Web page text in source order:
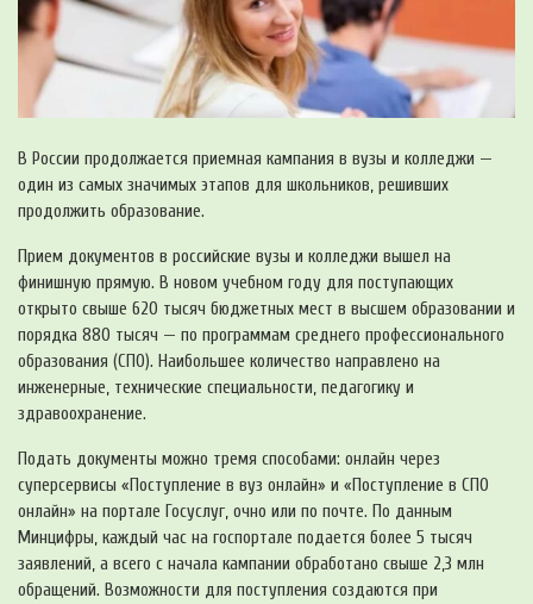
В России продолжается приемная кампания в вузы и колледжи —
один из самых значимых этапов для школьников, решивших
продолжить образование.
Прием документов в российские вузы и колледжи вышел на
финишную прямую. В новом учебном году для поступающих
открыто свыше 620 тысяч бюджетных мест в высшем образовании и
порядка 880 тысяч — по программам среднего профессионального
образования (СПО). Наибольшее количество направлено на
инженерные, технические специальности, педагогику и
здравоохранение.
Подать документы можно тремя способами: онлайн через
суперсервисы «Поступление в вуз онлайн» и «Поступление в СПО
онлайн» на портале Госуслуг, очно или по почте. По данным
Минцифры, каждый час на госпортале подается более 5 тысяч
заявлений, а всего с начала кампании обработано свыше 2,3 млн
обращений. Возможности для поступления создаются при